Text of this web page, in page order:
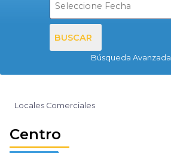
BUSCAR
Búsqueda Avanzada
Locales Comerciales
Centro